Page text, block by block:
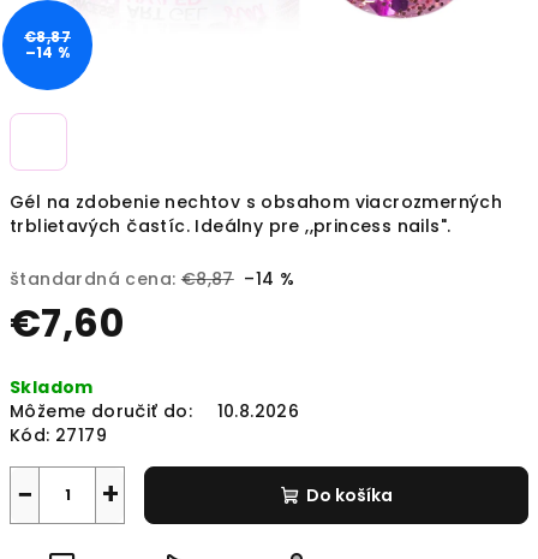
Gél na zdobenie nechtov s obsahom viacrozmerných
trblietavých častíc. Ideálny pre ,,princess nails".
štandardná cena: €8,87 –14 %
€7,60
cena:
Skladom
Môžeme doručiť do:
10.8.2026
Kód: 27179
+
− Do košíka
€8,87
–14 %